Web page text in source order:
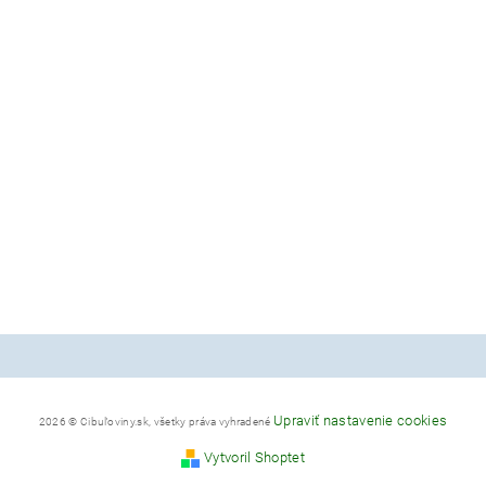
2026 © Cibuľoviny.sk, všetky práva vyhradené Upraviť nastavenie cookies
Vytvoril Shoptet